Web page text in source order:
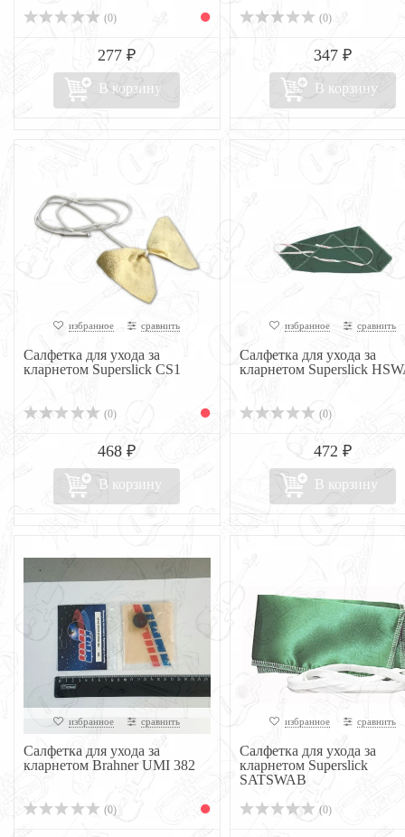
(0)
277 ₽
В корзину
(0)
347 ₽
В корзину
избранное сравнить
Салфетка для ухода за
кларнетом Superslick CS1
(0)
468 ₽
В корзину
избранное сравнить
Салфетка для ухода за
кларнетом Superslick
(0)
472 ₽
В корзину
избранное сравнить
Салфетка для ухода за
кларнетом Brahner UMI 382
(0)
избранное сравнить
Салфетка для ухода за
кларнетом Superslick
SATSWAB
(0)